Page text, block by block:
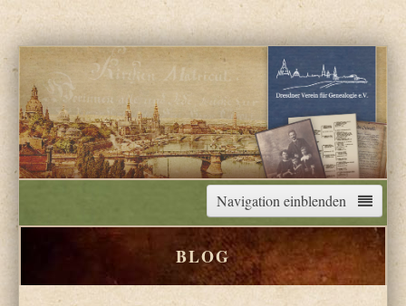
Navigation einblenden
Startseite
BLOG